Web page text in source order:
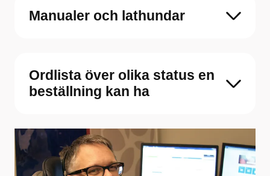
Manualer och lathundar
Ordlista över olika status en
beställning kan ha